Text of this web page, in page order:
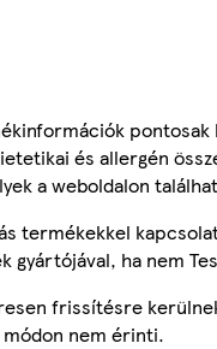
és allergén
a weboldalon
termékekkel
gyártójával, ha nem
frissítésre
nem érinti.